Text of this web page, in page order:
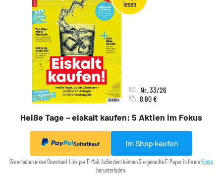
Heiße Tage – eiskalt kaufen: 5 Aktien im Fokus
Nr. 33/26
8,90 €
Sofortkauf Im Shop kaufen
Sie erhalten einen Download-Link per E-Mail. Außerdem können Sie gekaufte E-Paper in Ihrem Konto
herunterladen.